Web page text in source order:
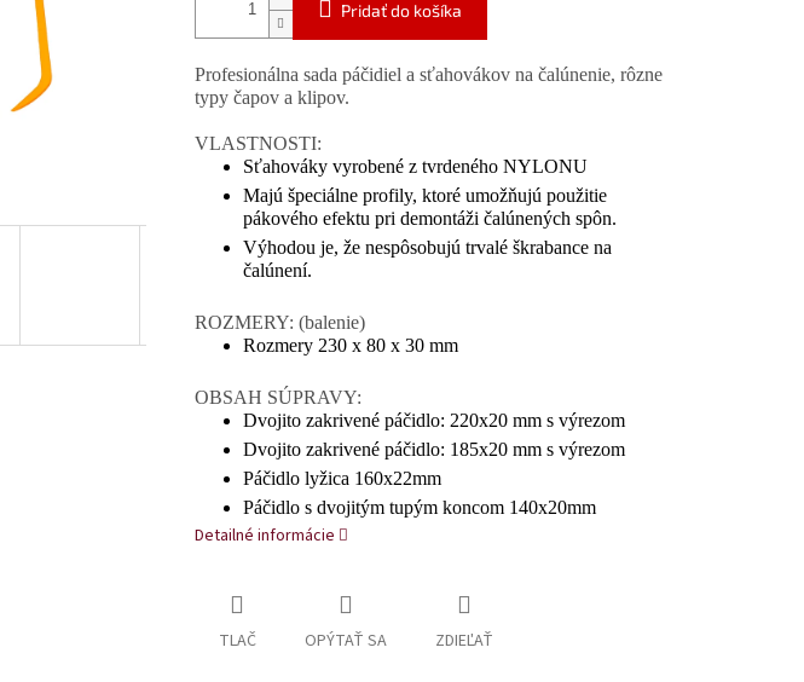
Pridať do košíka
Profesionálna sada páčidiel a sťahovákov na čalúnenie, rôzne
typy čapov a klipov.
VLASTNOSTI:
Sťahováky vyrobené z tvrdeného NYLONU
Majú špeciálne profily, ktoré umožňujú použitie
pákového efektu pri demontáži čalúnených spôn.
Výhodou je, že nespôsobujú trvalé škrabance na
čalúnení.
ROZMERY: (balenie)
Rozmery 230 x 80 x 30 mm
OBSAH SÚPRAVY:
Dvojito zakrivené páčidlo: 220x20 mm s výrezom
Dvojito zakrivené páčidlo: 185x20 mm s výrezom
Páčidlo lyžica 160x22mm
Páčidlo s dvojitým tupým koncom 140x20mm
Detailné informácie
TLAČ OPÝTAŤ SA ZDIEĽAŤ